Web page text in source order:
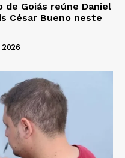
de Goiás reúne Daniel
César Bueno neste
2026